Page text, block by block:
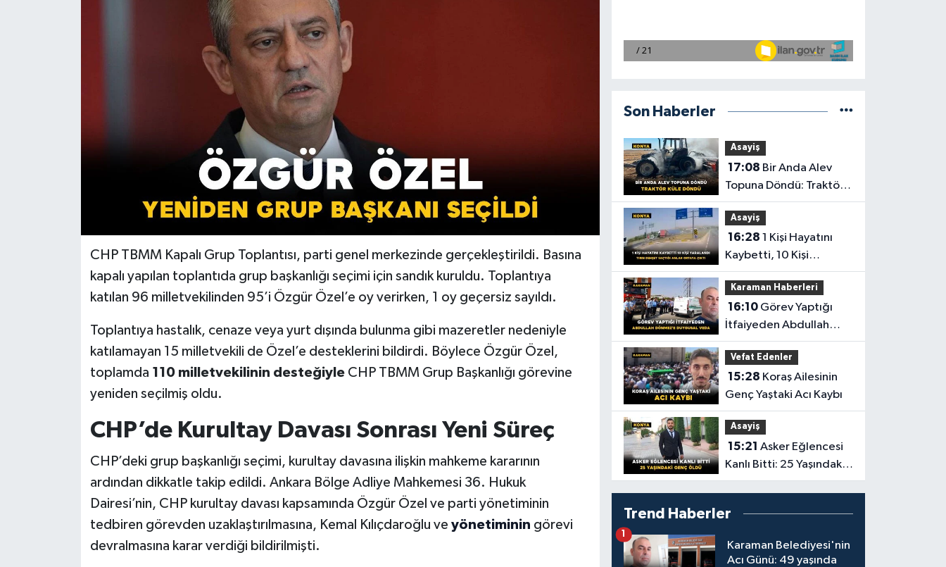
CHP TBMM Kapalı Grup Toplantısı, parti genel merkezinde gerçekleştirildi. Basına
kapalı yapılan toplantıda grup başkanlığı seçimi için sandık kuruldu. Toplantıya
katılan 96 milletvekilinden 95’i Özgür Özel’e oy verirken, 1 oy geçersiz sayıldı.
Toplantıya hastalık, cenaze veya yurt dışında bulunma gibi mazeretler nedeniyle
katılamayan 15 milletvekili de Özel’e desteklerini bildirdi. Böylece Özgür Özel,
toplamda 110 milletvekilinin desteğiyleCHP TBMM Grup Başkanlığı görevine
yeniden seçilmiş oldu.
CHP’de Kurultay Davası Sonrası Yeni Süreç
CHP’deki grup başkanlığı seçimi, kurultay davasına ilişkin mahkeme kararının
ardından dikkatle takip edildi. Ankara Bölge Adliye Mahkemesi 36. Hukuk
Dairesi’nin, CHP kurultay davası kapsamında Özgür Özel ve parti yönetiminin
tedbiren görevden uzaklaştırılmasına, Kemal Kılıçdaroğlu ve yönetiminin görevi
devralmasına karar verdiği bildirilmişti.
Son Haberler
Asayiş
17:08
Topuna Döndü: Traktör
Küle Döndü
Asayiş
16:28
Kaybetti, 10 Kişi
Yaralandı! Tırın Dehşet
Saçtığı Anlar Ortaya
Çıktı
Karaman Haberleri
16:10Görev Yaptığı
İtfaiyeden Abdullah
Dönmez'e Duygusal
Veda
Vefat Edenler
15:28
Genç Yaştaki Acı Kaybı
Asayiş
15:21
Kanlı Bitti: 25 Yaşındaki
Genç Öldü
Trend Haberler
Karaman Belediyesi'nin
Acı Günü: 49 yaşında
1